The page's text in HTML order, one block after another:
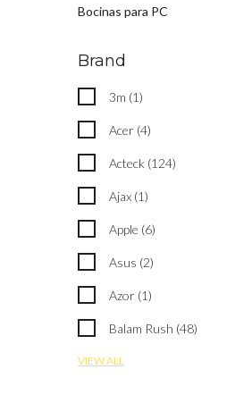
Bocinas para PC
Brand
3m (1)
Acer (4)
Acteck (124)
Ajax (1)
Apple (6)
Asus (2)
Azor (1)
Balam Rush (48)
VIEW ALL